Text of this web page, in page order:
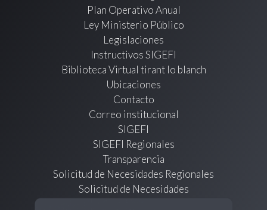
Plan Operativo Anual
Ley Ministerio Público
Legislaciones
Instructivos SIGEFI
Biblioteca Virtual tirant lo blanch
Ubicaciones
Contacto
Correo institucional
SIGEFI
SIGEFI Regionales
Transparencia
Solicitud de Necesidades Regionales
Solicitud de Necesidades